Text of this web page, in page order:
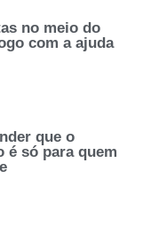
no meio do
com a ajuda
que o
é só para quem